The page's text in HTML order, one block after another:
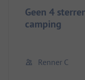
Geen 4
camping
Renner C